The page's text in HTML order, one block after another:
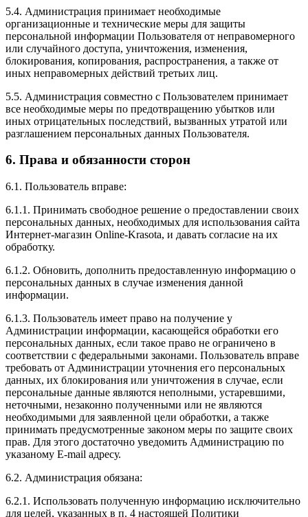
5.4. Администрация принимает необходимые
организационные и технические меры для защиты
персональной информации Пользователя от неправомерного
или случайного доступа, уничтожения, изменения,
блокирования, копирования, распространения, а также от
иных неправомерных действий третьих лиц.
5.5. Администрация совместно с Пользователем принимает
все необходимые меры по предотвращению убытков или
иных отрицательных последствий, вызванных утратой или
разглашением персональных данных Пользователя.
6. Права и обязанности сторон
6.1. Пользователь вправе:
6.1.1. Принимать свободное решение о предоставлении своих
персональных данных, необходимых для использования сайта
Интернет-магазин Online-Krasota, и давать согласие на их
обработку.
6.1.2. Обновить, дополнить предоставленную информацию о
персональных данных в случае изменения данной
информации.
6.1.3. Пользователь имеет право на получение у
Администрации информации, касающейся обработки его
персональных данных, если такое право не ограничено в
соответствии с федеральными законами. Пользователь вправе
требовать от Администрации уточнения его персональных
данных, их блокирования или уничтожения в случае, если
персональные данные являются неполными, устаревшими,
неточными, незаконно полученными или не являются
необходимыми для заявленной цели обработки, а также
принимать предусмотренные законом меры по защите своих
прав. Для этого достаточно уведомить Администрацию по
указаному E-mail адресу.
6.2. Администрация обязана:
6.2.1. Использовать полученную информацию исключительно
для целей, указанных в п. 4 настоящей Политики